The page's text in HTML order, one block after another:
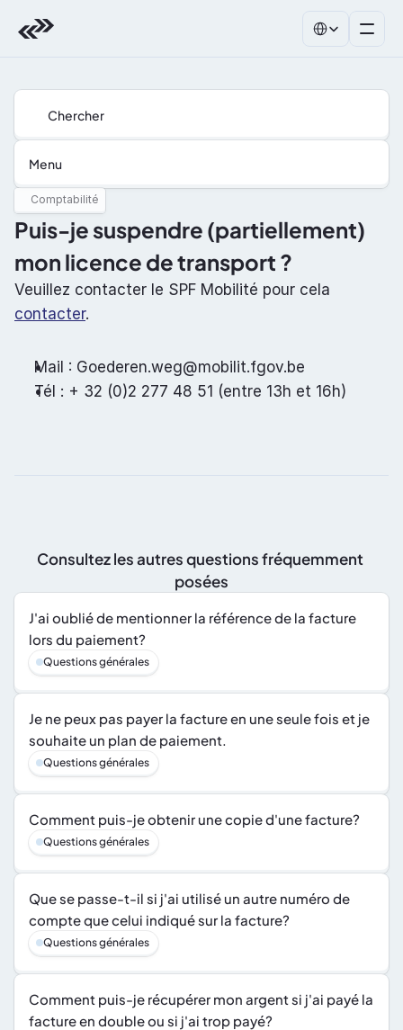
Menu
Chercher
Comptabilité
Puis-je suspendre (partiellement)
mon licence de transport ?
contacter.
Mail : Goederen.weg@mobilit.fgov.be
Tél : + 32 (0)2 277 48 51 (entre 13h et 16h)
Consultez les autres questions fréquemment
posées
J'ai oublié de mentionner la référence de la facture
lors du paiement?
Questions générales
Je ne peux pas payer la facture en une seule fois et je
souhaite un plan de paiement.
Questions générales
Comment puis-je obtenir une copie d'une facture?
Questions générales
Que se passe-t-il si j'ai utilisé un autre numéro de
compte que celui indiqué sur la facture?
Questions générales
Comment puis-je récupérer mon argent si j'ai payé la
facture en double ou si j'ai trop payé?